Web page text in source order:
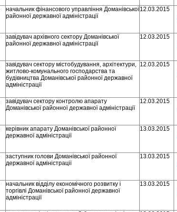
начальник фінансового управління Доманівської
районної державної адміністрації
12.03.2015
завідувач архівного сектору Доманівської
районної державної адміністрації
12.03.2015
завідувач сектору містобудування, архітектури,
житлово-комунального господарства та
будівництва Доманівської районної державної
адміністрації
12.03.2015
завідувач сектору контролю апарату
Доманівської районної державної адміністрації
12.03.2015
керівник апарату Доманівської районної
державної адміністрації
13.03.2015
заступник голови Доманівської районної
державної адміністрації
13.03.2015
начальник відділу економічного розвитку і
торгівлі Доманівської районної державної
адміністрації
13.03.2015